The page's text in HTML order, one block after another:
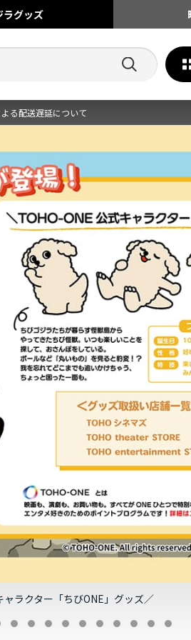
ラグッズ
る配送遅延について
ラクター「ちびONE」グッズ／